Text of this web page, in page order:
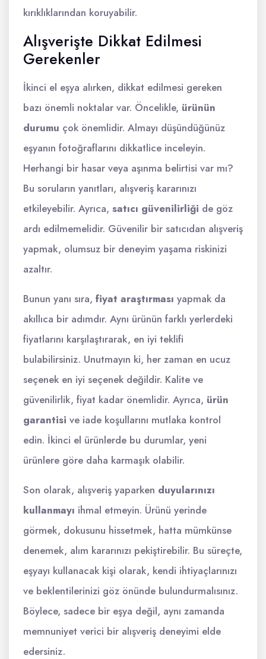
kırıklıklarından koruyabilir.
Alışverişte Dikkat Edilmesi
Gerekenler
İkinci el eşya alırken, dikkat edilmesi gereken
bazı önemli noktalar var. Öncelikle, ürünün
durumu çok önemlidir. Almayı düşündüğünüz
eşyanın fotoğraflarını dikkatlice inceleyin.
Herhangi bir hasar veya aşınma belirtisi var mı?
Bu soruların yanıtları, alışveriş kararınızı
etkileyebilir. Ayrıca, satıcı güvenilirliği de göz
ardı edilmemelidir. Güvenilir bir satıcıdan alışveriş
yapmak, olumsuz bir deneyim yaşama riskinizi
azaltır.
Bunun yanı sıra, fiyat araştırması yapmak da
akıllıca bir adımdır. Aynı ürünün farklı yerlerdeki
fiyatlarını karşılaştırarak, en iyi teklifi
bulabilirsiniz. Unutmayın ki, her zaman en ucuz
seçenek en iyi seçenek değildir. Kalite ve
güvenilirlik, fiyat kadar önemlidir. Ayrıca, ürün
garantisi ve iade koşullarını mutlaka kontrol
edin. İkinci el ürünlerde bu durumlar, yeni
ürünlere göre daha karmaşık olabilir.
Son olarak, alışveriş yaparken duyularınızı
kullanmayı ihmal etmeyin. Ürünü yerinde
görmek, dokusunu hissetmek, hatta mümkünse
denemek, alım kararınızı pekiştirebilir. Bu süreçte,
eşyayı kullanacak kişi olarak, kendi ihtiyaçlarınızı
ve beklentilerinizi göz önünde bulundurmalısınız.
Böylece, sadece bir eşya değil, aynı zamanda
memnuniyet verici bir alışveriş deneyimi elde
edersiniz.